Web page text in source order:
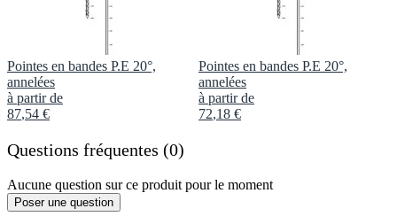
Pointes en bandes P.E 20°,
annelées
à partir de
87,54 €
Pointes en bandes P.E 20°,
annelées
à partir de
72,18 €
Questions fréquentes (0)
Aucune question sur ce produit pour le moment
Poser une question